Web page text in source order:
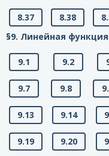
8.37 8.38
§9. Линейная
9.1 9.2
9.7 9.8
9.13 9.14
9.19 9.20